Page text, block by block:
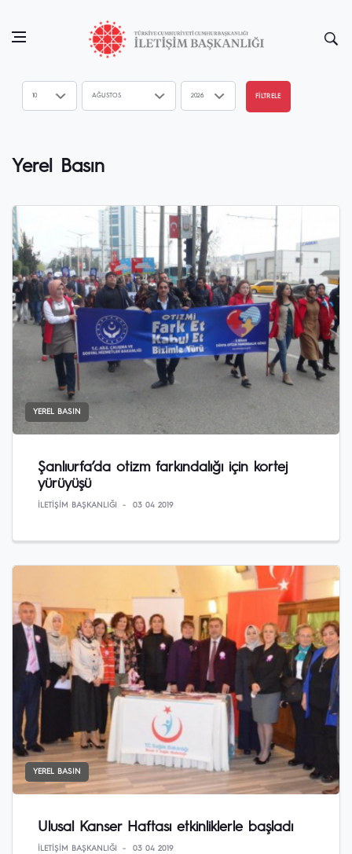
FİLTRELE
Yerel Basın
YEREL BASIN
Şanlıurfa’da otizm farkındalığı için kortej
yürüyüşü
İLETIŞIM BAŞKANLIĞI 03 04 2019
YEREL BASIN
Ulusal Kanser Haftası etkinliklerle başladı
İLETIŞIM BAŞKANLIĞI 03 04 2019